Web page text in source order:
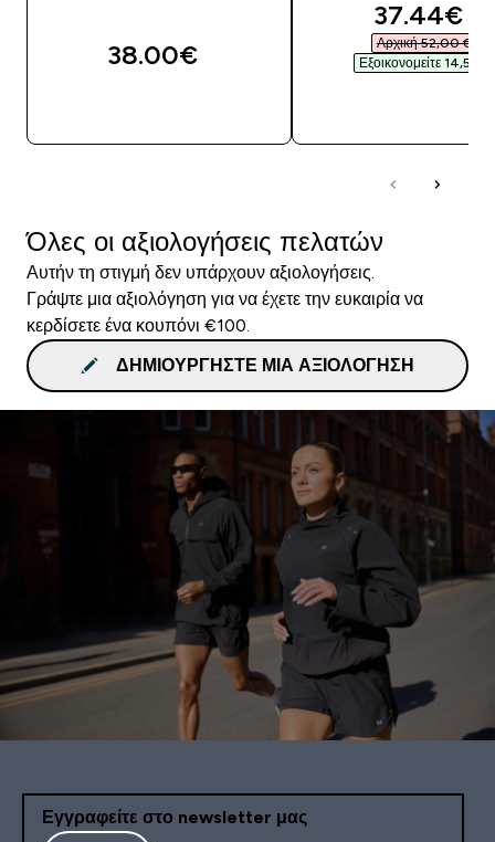
38.00€‎
37.44€‎
Αρχική 52,00 €‎
Εξοικονομείτε 14,56 €‎
Όλες οι αξιολογήσεις πελατών
Αυτήν τη στιγμή δεν υπάρχουν αξιολογήσεις.
Γράψτε μια αξιολόγηση για να έχετε την ευκαιρία να
κερδίσετε ένα κουπόνι €100.
ΔΗΜΙΟΥΡΓΉΣΤΕ ΜΙΑ ΑΞΙΟΛΌΓΗΣΗ
Εγγραφείτε στο newsletter μας